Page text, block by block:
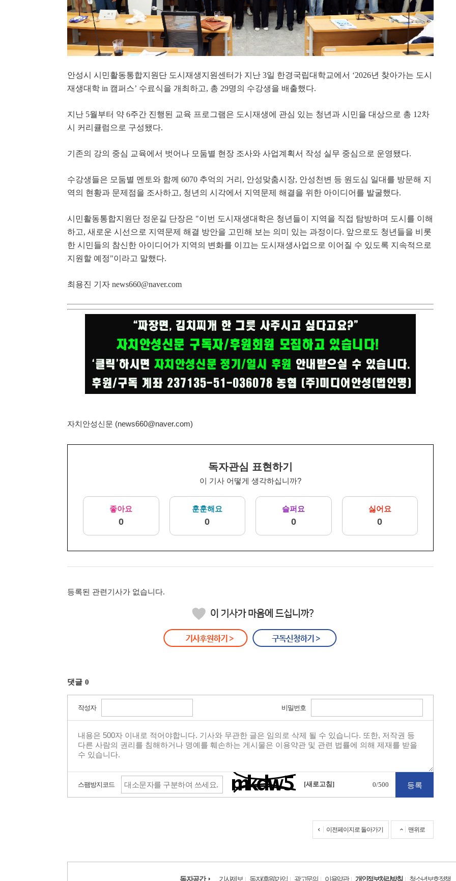
안성시 시민활동통합지원단 도시재생지원센터가 지난 3일 한경국립대학교에서 ‘2026년 찾아가는 도시
재생대학 in 캠퍼스’ 수료식을 개최하고, 총 29명의 수강생을 배출했다.
지난 5월부터 약 6주간 진행된 교육 프로그램은 도시재생에 관심 있는 청년과 시민을 대상으로 총 12차
시 커리큘럼으로 구성됐다.
기존의 강의 중심 교육에서 벗어나 모둠별 현장 조사와 사업계획서 작성 실무 중심으로 운영됐다.
수강생들은 모둠별 멘토와 함께 6070 추억의 거리 , 안성맞춤시장, 안성천변 등 원도심 일대를 방문해 지
역의 현황과 문제점을 조사하고, 청년의 시각에서 지역문제 해결을 위한 아이디어를 발굴했다.
시민활동통합지원단 정운길 단장은 "이번 도시재생대학은 청년들이 지역을 직접 탐방하며 도시를 이해
하고, 새로운 시선으로 지역문제 해결 방안을 고민해 보는 의미 있는 과정이다. 앞으로도 청년들을 비롯
한 시민들의 참신한 아이디어가 지역의 변화를 이끄는 도시재생사업으로 이어질 수 있도록 지속적으로
지원할 예정"이라고 말했다.
최용진 기자 news660@naver.com
자치안성신문 (news660@naver.com)
독자관심 표현하기
이 기사 어떻게 생각하십니까?
좋아요
0
훈훈해요
0
슬퍼요
0
싫어요
0
등록된 관련기사가 없습니다.
댓글 0
작성자 비밀번호
스팸방지코드 [새로고침] 0/500
이전페이지로 돌아가기 맨위로
독자공간 기사제보 독자(후원)가입 광고문의 이용약관 개인정보처리방침 청소년보호정책